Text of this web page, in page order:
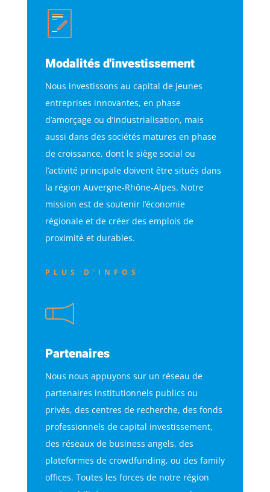
Modalités d'investissement
Nous investissons au capital de jeunes
entreprises innovantes, en phase
d’amorçage ou d’industrialisation, mais
aussi dans des sociétés matures en phase
de croissance, dont le siège social ou
l’activité principale doivent être situés dans
la région Auvergne-Rhône-Alpes. Notre
mission est de soutenir l’économie
régionale et de créer des emplois de
proximité et durables.
PLUS D'INFOS
Partenaires
Nous nous appuyons sur un réseau de
partenaires institutionnels publics ou
privés, des centres de recherche, des fonds
professionnels de capital investissement,
des réseaux de business angels, des
plateformes de crowdfunding, ou des family
offices. Toutes les forces de notre région